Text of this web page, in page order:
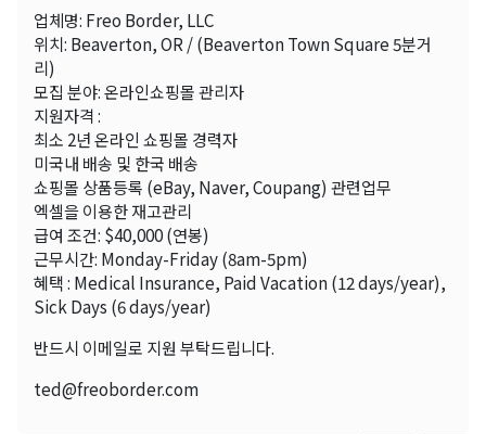
업체명: Freo Border, LLC
위치: Beaverton, OR / (Beaverton Town Square 5분거
리)
모집 분야: 온라인쇼핑몰 관리자
지원자격 :
최소 2년 온라인 쇼핑몰 경력자
미국내 배송 및 한국 배송
쇼핑몰 상품등록 (eBay, Naver, Coupang) 관련업무
엑셀을 이용한 재고관리
급여 조건: $40,000 (연봉)
근무시간: Monday-Friday (8am-5pm)
혜택 : Medical Insurance, Paid Vacation (12 days/year),
Sick Days (6 days/year)
반드시 이메일로 지원 부탁드립니다.
ted@freoborder.com